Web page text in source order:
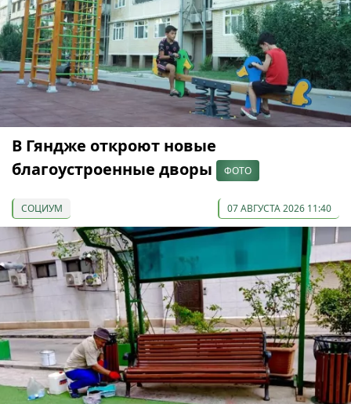
В Гяндже откроют новые
благоустроенные дворы
ФОТО
СОЦИУМ 07 АВГУСТА 2026 11:40